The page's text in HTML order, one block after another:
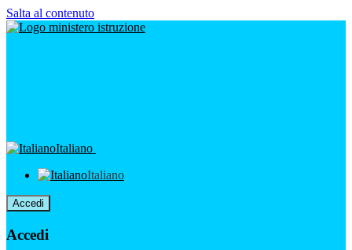
Salta al contenuto
Italiano
Italiano
Accedi
Accedi